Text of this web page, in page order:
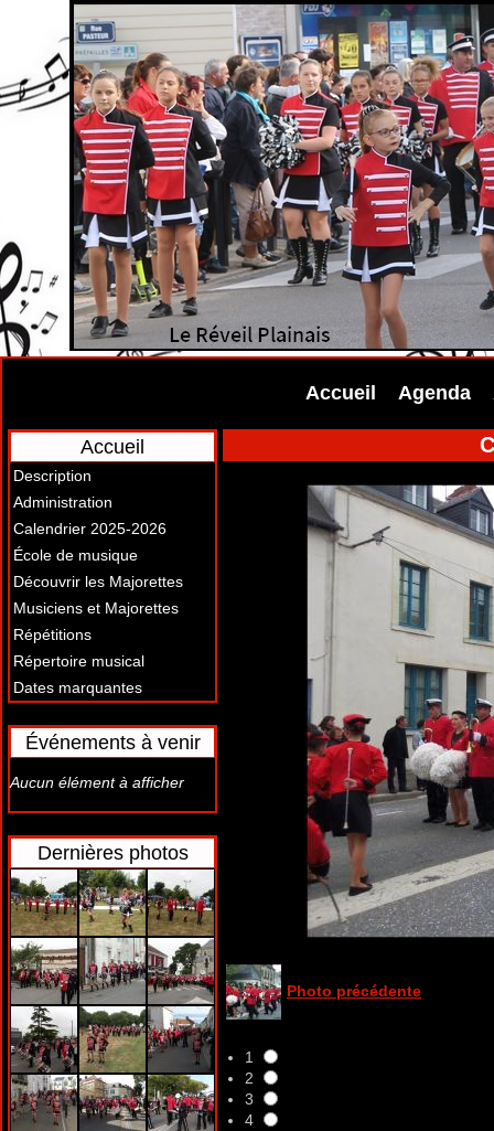
Accueil Agenda
Accueil
Description
Administration
Calendrier 2025-2026
École de musique
Découvrir les Majorettes
Musiciens et Majorettes
Répétitions
Répertoire musical
Dates marquantes
Événements à venir
Aucun élément à afficher
Dernières photos
Photo précédente
1
2
3
4